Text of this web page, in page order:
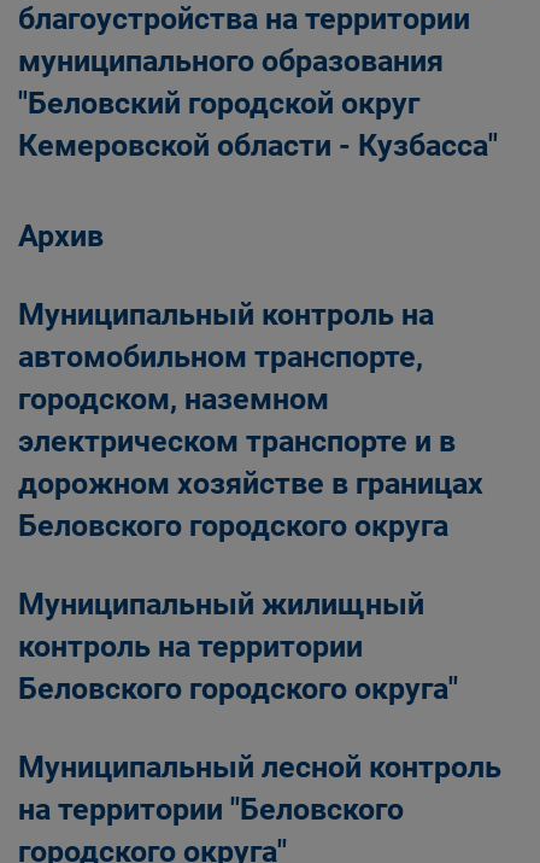
благоустройства на территории
муниципального образования
"Беловский городской округ
Кемеровской области - Кузбасса"
Архив
Муниципальный контроль на
автомобильном транспорте,
городском, наземном
электрическом транспорте и в
дорожном хозяйстве в границах
Беловского городского округа
Муниципальный жилищный
контроль на территории
Беловского городского округа"
Муниципальный лесной контроль
на территории "Беловского
городского округа"